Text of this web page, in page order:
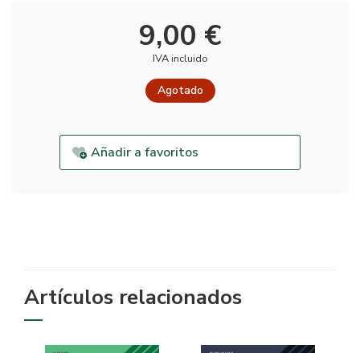
9,00 €
IVA incluido
Agotado
Añadir a favoritos
Artículos relacionados